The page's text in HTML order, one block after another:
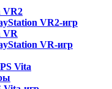
VR2
VR2-игр
VR
VR-игр
Vita